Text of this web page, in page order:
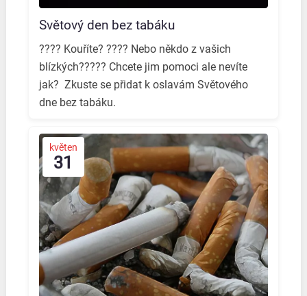
Světový den bez tabáku
???? Kouříte? ???? Nebo někdo z vašich
blízkých????? Chcete jim pomoci ale nevíte
jak? ️ Zkuste se přidat k oslavám Světového
dne bez tabáku. ️
květen
31